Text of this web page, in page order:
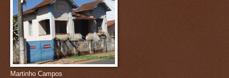
Martinho Campos